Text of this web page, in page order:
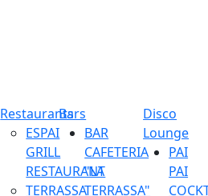
Restaurants
ESPAI
GRILL
RESTAURANT
TERRASSA
Bars
BAR
CAFETERIA
"LA
TERRASSA"
Disco
Lounge
PAI
PAI